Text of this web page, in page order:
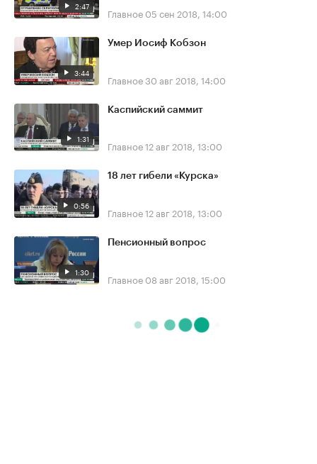
2:47 Главное 05 сен 2018, 14:00
3:44
Умер Иосиф Кобзон
Главное30 авг 2018, 14:00
1:31
Каспийский саммит
Главное12 авг 2018, 13:00
0:56
18 лет гибели «Курска»
Главное12 авг 2018, 13:00
1:30
Пенсионный вопрос
Главное 08 авг 2018, 15:00